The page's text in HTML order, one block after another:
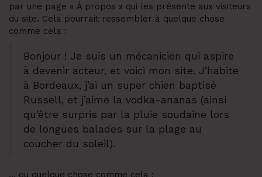
par une page « À propos » qui les présente aux visiteurs
du site. Cela pourrait ressembler à quelque chose
comme cela :
Bonjour ! Je suis un mécanicien qui aspire
à devenir acteur, et voici mon site. J’habite
à Bordeaux, j’ai un super chien baptisé
Russell, et j’aime la vodka-ananas (ainsi
qu’être surpris par la pluie soudaine lors
de longues balades sur la plage au
coucher du soleil).
… ou quelque chose comme cela :